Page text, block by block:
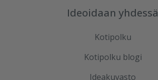
Ideoidaan yhdessä
Kotipolku
Kotipolku blogi
Ideakuvasto